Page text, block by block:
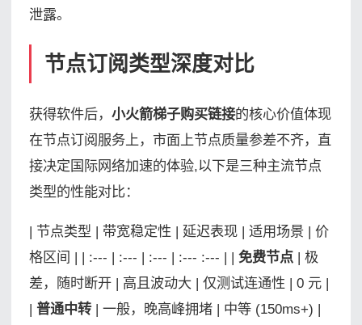
泄露。
节点订阅类型深度对比
获得软件后， 小火箭梯子购买链接的核心价值体现
在节点订阅服务上，市面上节点质量参差不齐，直
接决定国际网络加速的体验,以下是三种主流节点
类型的性能对比：
| 节点类型 | 带宽稳定性 | 延迟表现 | 适用场景 | 价
格区间 | | :--- | :--- | :--- | :--- :--- | | 免费节点| 极
差，随时断开 | 高且波动大 | 仅测试连通性 | 0 元 |
| 普通中转| 一般，晚高峰拥堵 | 中等 (150ms+) |